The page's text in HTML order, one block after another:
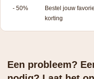
- 50%
Bestel jouw
korting
Een probleem?